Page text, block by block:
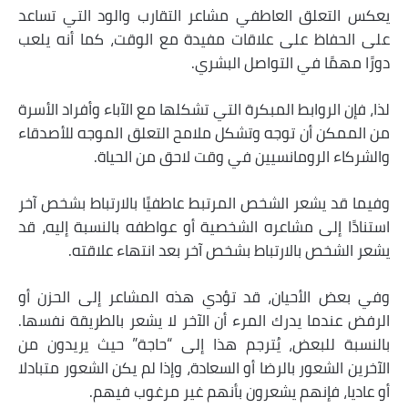
يعكس التعلق العاطفي مشاعر التقارب والود التي تساعد
على الحفاظ على علاقات مفيدة مع الوقت، كما أنه يلعب
دورًا مهمًا في التواصل البشري.
لذا، فإن الروابط المبكرة التي تشكلها مع الآباء وأفراد الأسرة
من الممكن أن توجه وتشكل ملامح التعلق الموجه للأصدقاء
والشركاء الرومانسيين في وقت لاحق من الحياة.
وفيما قد يشعر الشخص المرتبط عاطفيًا بالارتباط بشخص آخر
استنادًا إلى مشاعره الشخصية أو عواطفه بالنسبة إليه، قد
يشعر الشخص بالارتباط بشخص آخر بعد انتهاء علاقته.
وفي بعض الأحيان، قد تؤدي هذه المشاعر إلى الحزن أو
الرفض عندما يدرك المرء أن الآخر لا يشعر بالطريقة نفسها.
بالنسبة للبعض، يُترجم هذا إلى “حاجة” حيث يريدون من
الآخرين الشعور بالرضا أو السعادة، وإذا لم يكن الشعور متبادلا
أو عاديا، فإنهم يشعرون بأنهم غير مرغوب فيهم.